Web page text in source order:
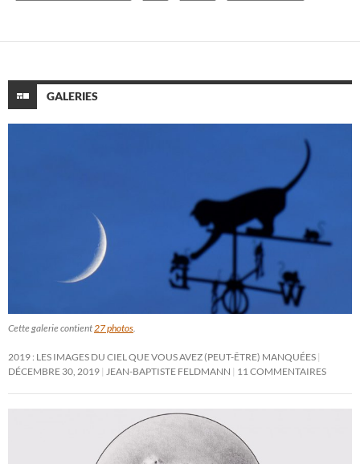
GALERIES
Cette galerie contient 27 photos
2019 : LES IMAGES DU CIEL QUE VOUS AVEZ (PEUT-ÊTRE) MANQUÉES
DÉCEMBRE 30, 2019
JEAN-BAPTISTE FELDMANN 11 COMMENTAIRES